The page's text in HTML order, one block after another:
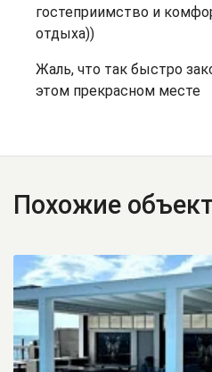
гостеприимство и
отдыха))
Жаль, что так быстро
этом прекрасном месте
Похожие